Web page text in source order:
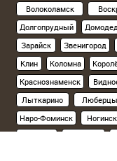
Волоколамск
Долгопрудный
Зарайск
Звенигород
Клин
Коломна
Краснознаменск
Лыткарино
Люберцы
Наро-Фоминск
Ногинск